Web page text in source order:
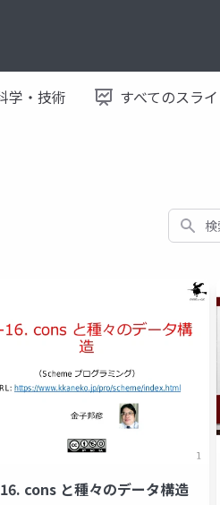
学・技術 すべてのスラ
検索
cons と種々のデータ構造